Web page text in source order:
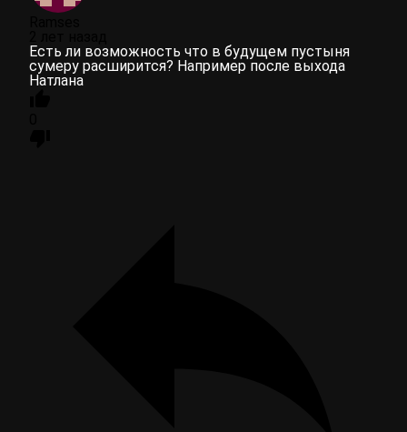
Есть ли возможность что в будущем пустыня
сумеру расширится? Например после выхода
Натлана